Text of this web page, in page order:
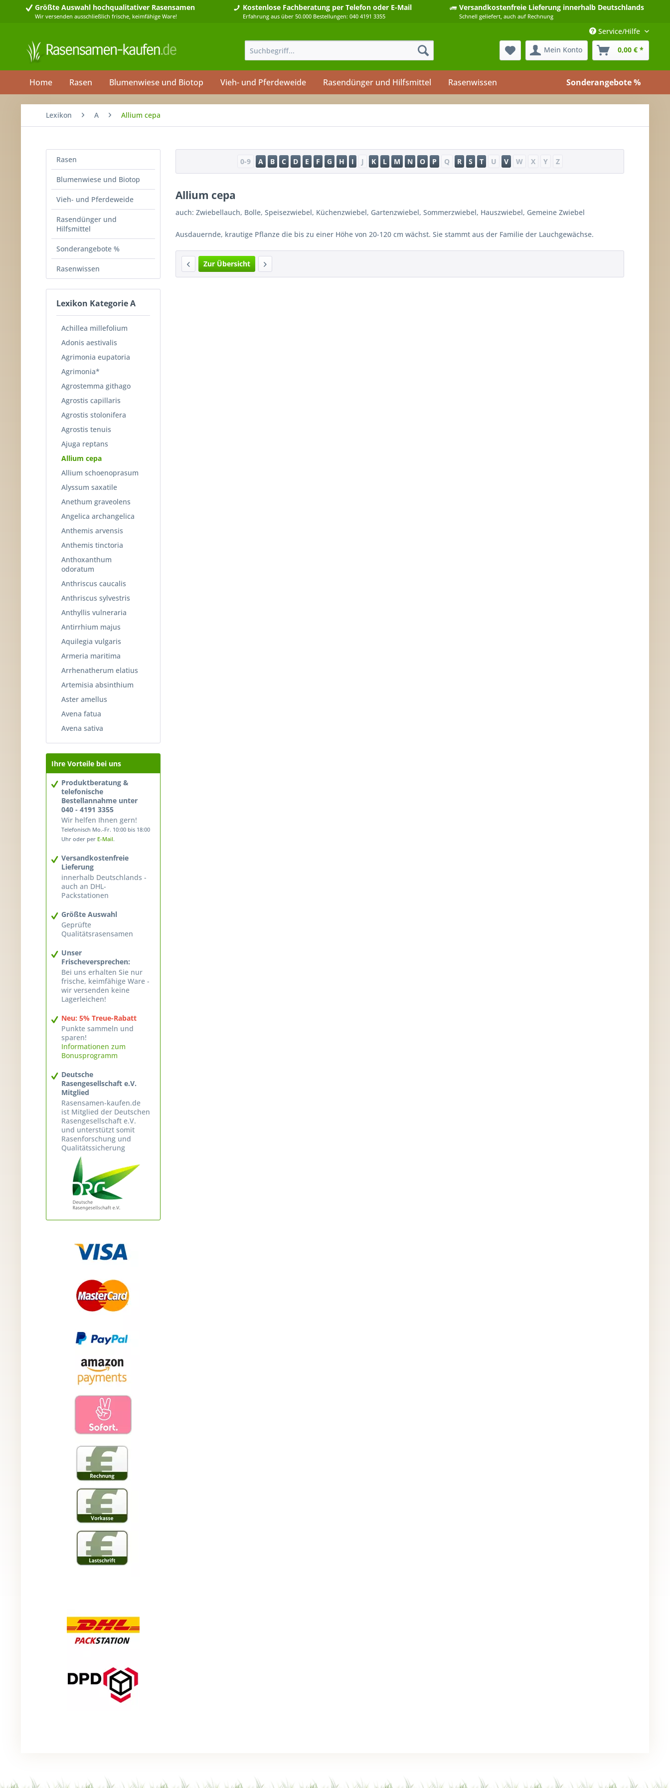
Größte Auswahl hochqualitativer Rasensamen
Wir versenden ausschließlich frische, keimfähige Ware!
Kostenlose Fachberatung per Telefon oder E-Mail
Erfahrung aus über 50.000 Bestellungen: 040 4191 3355
Versandkostenfreie Lieferung innerhalb Deutschlands
Schnell geliefert, auch auf Rechnung
Service/Hilfe
Mein Konto
0,00 € *
Home Rasen Blumenwiese und Biotop Vieh- und Pferdeweide Rasendünger und Hilfsmittel Sonderangebote %
Rasenwissen
Lexikon A Allium cepa
Rasen
Blumenwiese und Biotop
Vieh- und Pferdeweide
Rasendünger und
Hilfsmittel
Sonderangebote %
Rasenwissen
Lexikon Kategorie A
Achillea millefolium
Adonis aestivalis
Agrimonia eupatoria
Agrimonia*
Agrostemma githago
Agrostis capillaris
Agrostis stolonifera
Agrostis tenuis
Ajuga reptans
Allium cepa
Allium schoenoprasum
Alyssum saxatile
Anethum graveolens
Angelica archangelica
Anthemis arvensis
Anthemis tinctoria
Anthoxanthum
odoratum
Anthriscus caucalis
Anthriscus sylvestris
Anthyllis vulneraria
Antirrhium majus
Aquilegia vulgaris
Armeria maritima
Arrhenatherum elatius
Artemisia absinthium
Aster amellus
Avena fatua
Avena sativa
Ihre Vorteile bei uns
Produktberatung &
telefonische
Bestellannahme unter
040 - 4191 3355
Wir helfen Ihnen gern!
Telefonisch Mo.-Fr. 10:00 bis 18:00
Uhr oder per E-Mail.
Versandkostenfreie
Lieferung
innerhalb Deutschlands -
auch an DHL-
Packstationen
Größte Auswahl
Geprüfte
Qualitätsrasensamen
Unser
Frischeversprechen:
Bei uns erhalten Sie nur
frische, keimfähige Ware -
wir versenden keine
Lagerleichen!
Neu: 5% Treue-Rabatt
Punkte sammeln und
sparen!
Informationen zum
Bonusprogramm
Deutsche
Rasengesellschaft e.V.
Mitglied
Rasensamen-kaufen.de
ist Mitglied der Deutschen
Rasengesellschaft e.V.
und unterstützt somit
Rasenforschung und
Qualitätssicherung
0-9 A B C D E F G H I J K L M N O P Q R S T U V W X Y Z
Allium cepa
auch: Zwiebellauch, Bolle, Speisezwiebel, Küchenzwiebel, Gartenzwiebel, Sommerzwiebel, Hauszwiebel, Gemeine Zwiebel
Ausdauernde, krautige Pflanze die bis zu einer Höhe von 20-120 cm wächst. Sie stammt aus der Familie der Lauchgewächse.
Zur Übersicht